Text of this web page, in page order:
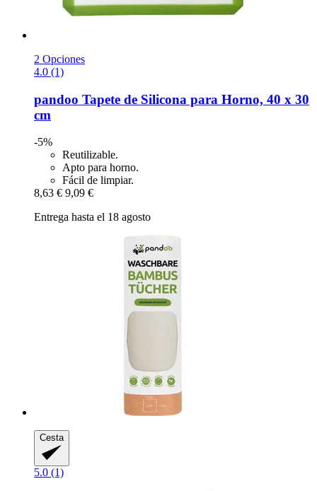
2 Opciones
4.0 (1)
pandoo Tapete de Silicona para Horno, 40 x 30
cm
-5%
Reutilizable.
Apto para horno.
Fácil de limpiar.
8,63 € 9,09 €
Entrega hasta el 18 agosto
Cesta
5.0 (1)